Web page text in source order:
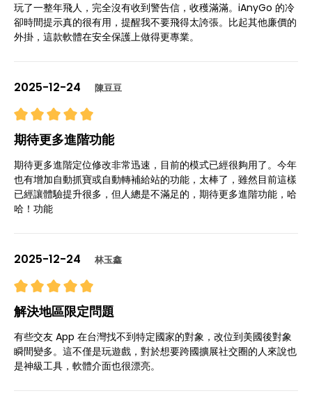
玩了一整年飛人，完全沒有收到警告信，收穫滿滿。iAnyGo 的冷
卻時間提示真的很有用，提醒我不要飛得太誇張。比起其他廉價的
外掛，這款軟體在安全保護上做得更專業。
2025-12-24 陳豆豆
期待更多進階功能
期待更多進階定位修改非常迅速，目前的模式已經很夠用了。今年
也有增加自動抓寶或自動轉補給站的功能，太棒了，雖然目前這樣
已經讓體驗提升很多，但人總是不滿足的，期待更多進階功能，哈
哈！功能
2025-12-24 林玉鑫
解決地區限定問題
有些交友 App 在台灣找不到特定國家的對象，改位到美國後對象
瞬間變多。這不僅是玩遊戲，對於想要跨國擴展社交圈的人來說也
是神級工具，軟體介面也很漂亮。